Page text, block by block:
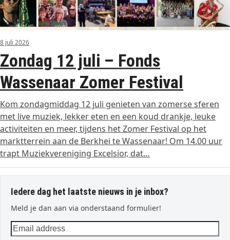
8 juli 2026
Zondag 12 juli – Fonds
Wassenaar Zomer Festival
Kom zondagmiddag 12 juli genieten van zomerse sferen
met live muziek, lekker eten en een koud drankje, leuke
activiteiten en meer, tijdens het Zomer Festival op het
marktterrein aan de Berkhei te Wassenaar! Om 14.00 uur
trapt Muziekvereniging Excelsior, dat…
Iedere dag het laatste nieuws in je inbox?
Meld je dan aan via onderstaand formulier!
Email